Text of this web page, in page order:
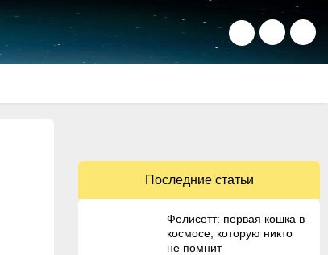
Последние статьи
Фелисетт: первая кошка в
космосе, которую никто
не помнит